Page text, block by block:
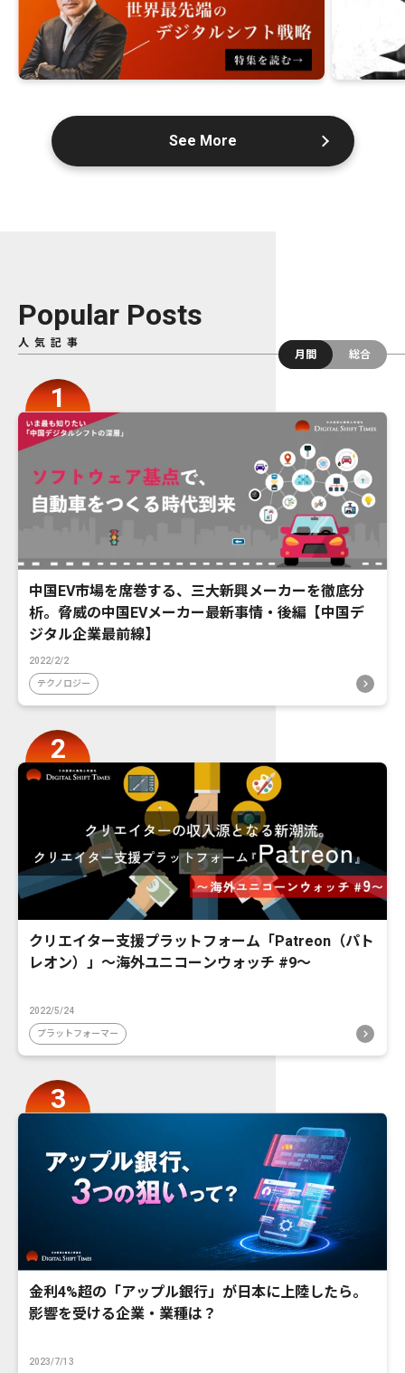
See More
Popular Posts
人気記事
月間
総合
中国EV市場を席巻する、三大新興メーカーを徹底分
析。脅威の中国EVメーカー最新事情・後編【中国デ
ジタル企業最前線】
2022/2/2
テクノロジー
クリエイター支援プラットフォーム「Patreon（パト
レオン）」〜海外ユニコーンウォッチ #9〜
2022/5/24
プラットフォーマー
金利4%超の「アップル銀行」が日本に上陸したら。
影響を受ける企業・業種は？
2023/7/13